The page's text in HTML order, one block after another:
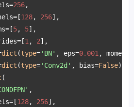
256,
128, 256],
5, 5],
1 , 2],
dict (type='BN' , eps=0.001 ,
dict (type='Conv2d' , bias=False)),
(
,
128, 256],